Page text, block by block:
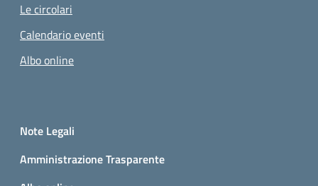
Le circolari
Calendario eventi
Albo online
Small prints
Note Legali
Amministrazione Trasparente